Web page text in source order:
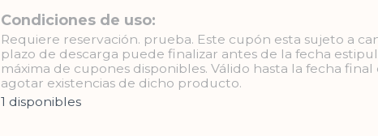
Condiciones de uso:
Requiere reservación. prueba. Este cupón esta sujeto a
plazo de descarga puede finalizar antes de la fecha
máxima de cupones disponibles. Válido hasta la fecha
agotar existencias de dicho producto.
1 disponibles